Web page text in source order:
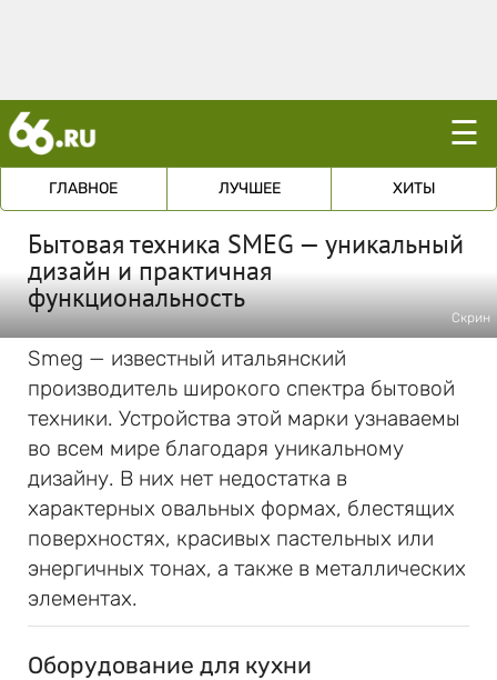
☰
ГЛАВНОЕ ЛУЧШЕЕ ХИТЫ
Бытовая техника SMEG — уникальный
дизайн и практичная
функциональность
Скрин
Smeg — известный итальянский
производитель широкого спектра бытовой
техники. Устройства этой марки узнаваемы
во всем мире благодаря уникальному
дизайну. В них нет недостатка в
характерных овальных формах, блестящих
поверхностях, красивых пастельных или
энергичных тонах, а также в металлических
элементах.
Оборудование для кухни